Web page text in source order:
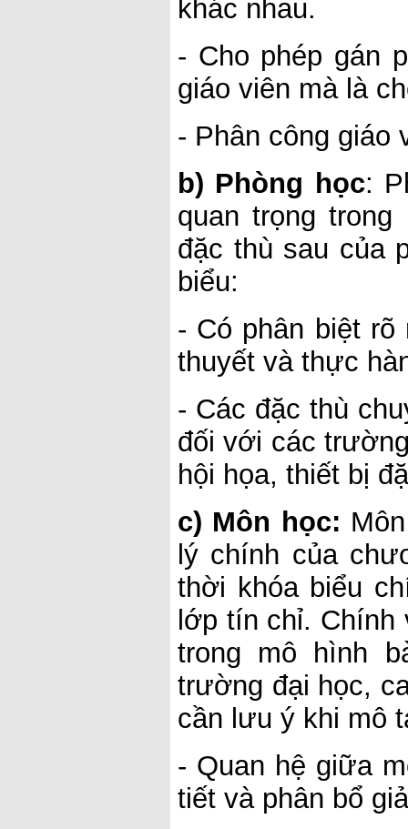
khác nhau.
- Cho phép gán
giáo viên mà là
- Phân công giáo
b) Phòng học:
quan trọng
đặc thù sau của
biểu:
- Có phân biệt
thuyết và thực
- Các đặc thù
đối với các
hội họa, thiết bị
c) Môn học:
lý chính của
thời khóa biểu
lớp tín chỉ. Chính
trong mô hình
trường đại học,
cần lưu ý khi mô
- Quan hệ giữa
tiết và phân bổ